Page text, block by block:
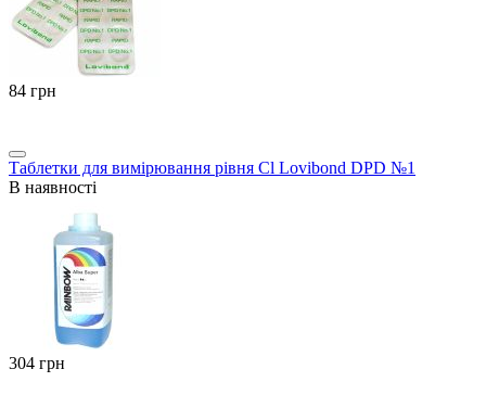
‍84‍ грн
Таблетки для вимірювання рівня Cl Lovibond DPD №1
В наявності
‍304‍ грн